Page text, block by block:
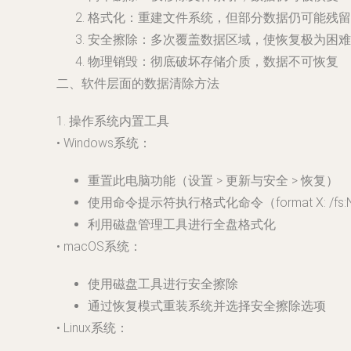
格式化：重建文件系统，但部分数据仍可能残留
安全擦除：多次覆盖数据区域，使恢复极为困难
物理销毁：彻底破坏存储介质，数据不可恢复
二、软件层面的数据清除方法
1. 操作系统内置工具
• Windows系统：
重置此电脑功能（设置 > 更新与安全 > 恢复）
使用命令提示符执行格式化命令（format X: /
利用磁盘管理工具进行全盘格式化
• macOS系统：
使用磁盘工具进行安全擦除
通过恢复模式重装系统并选择安全擦除选项
• Linux系统：